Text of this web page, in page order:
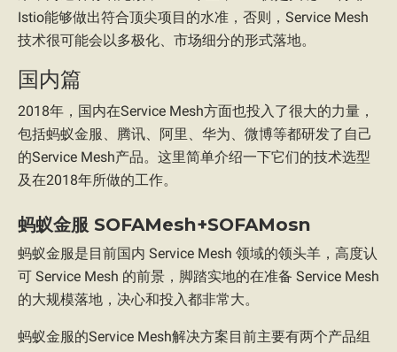
Istio能够做出符合顶尖项目的水准，否则，Service Mesh
技术很可能会以多极化、市场细分的形式落地。
国内篇
2018年，国内在Service Mesh方面也投入了很大的力量，
包括蚂蚁金服、腾讯、阿里、华为、微博等都研发了自己
的Service Mesh产品。这里简单介绍一下它们的技术选型
及在2018年所做的工作。
蚂蚁金服 SOFAMesh+SOFAMosn
蚂蚁金服是目前国内 Service Mesh 领域的领头羊，高度认
可 Service Mesh 的前景，脚踏实地的在准备 Service Mesh
的大规模落地，决心和投入都非常大。
蚂蚁金服的Service Mesh解决方案目前主要有两个产品组